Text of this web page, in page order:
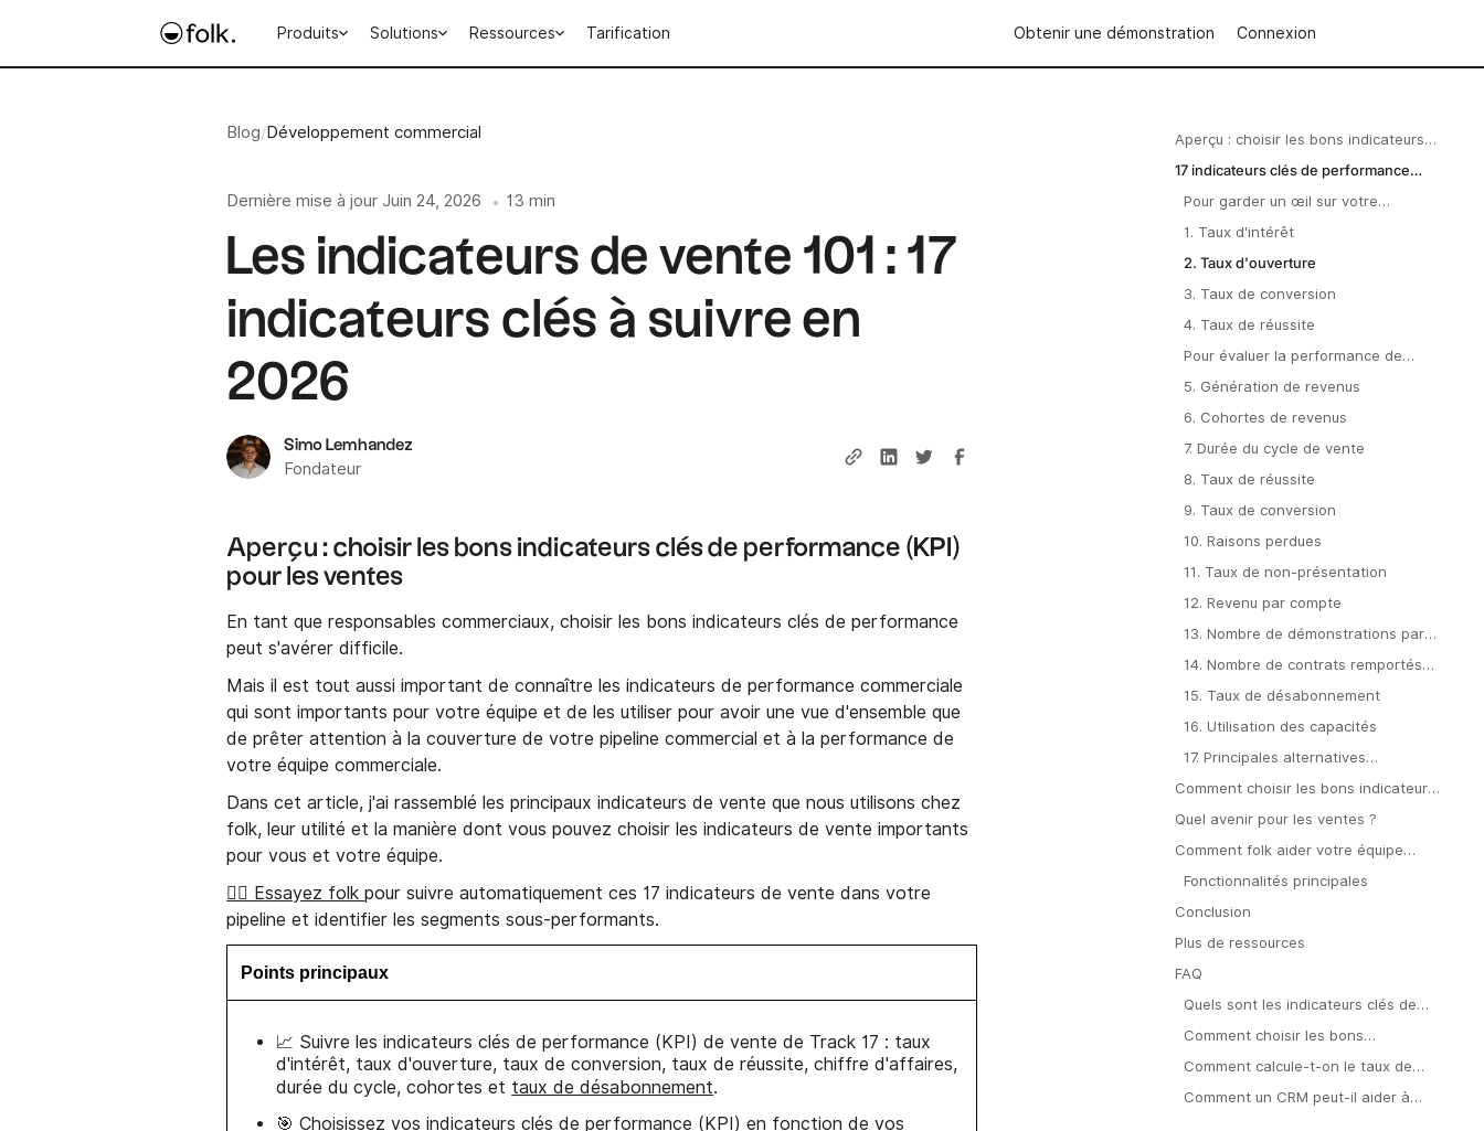
Produits Solutions Ressources Tarification Obtenir une démonstration Connexion
Blog/Développement commercial
Dernière mise à jour Juin 24, 2026 • 13 min
Les indicateurs de vente 101 : 17
indicateurs clés à suivre en
2026
Simo Lemhandez
Fondateur
Aperçu : choisir les bons indicateurs clés de performance (KPI)
pour les ventes
En tant que responsables commerciaux, choisir les bons indicateurs clés de performance
peut s'avérer difficile.
Mais il est tout aussi important de connaître les indicateurs de performance commerciale
qui sont importants pour votre équipe et de les utiliser pour avoir une vue d'ensemble que
de prêter attention à la couverture de votre pipeline commercial et à la performance de
votre équipe commerciale.
Dans cet article, j'ai rassemblé les principaux indicateurs de vente que nous utilisons chez
folk, leur utilité et la manière dont vous pouvez choisir les indicateurs de vente importants
pour vous et votre équipe.
👉🏼 Essayez folkpour suivre automatiquement ces 17 indicateurs de vente dans votre
pipeline et identifier les segments sous-performants.
Points principaux
📈 Suivre les indicateurs clés de performance (KPI) de vente de Track 17 : taux
d'intérêt, taux d'ouverture, taux de conversion, taux de réussite, chiffre d'affaires,
durée du cycle, cohortes et taux de désabonnement.
🎯 Choisissez vos indicateurs clés de performance (KPI) en fonction de vos
Aperçu : choisir les bons indicateurs
clés de performance (KPI) pour les
17 indicateurs clés de performance
Pour garder un œil sur votre
génération de démos
1. Taux d'intérêt
2. Taux d'ouverture
3. Taux de conversion
4. Taux de réussite
Pour évaluer la performance de
votre processus de vente
5. Génération de revenus
6. Cohortes de revenus
7. Durée du cycle de vente
8. Taux de réussite
9. Taux de conversion
10. Raisons perdues
11. Taux de non-présentation
12. Revenu par compte
13. Nombre de démonstrations par
14. Nombre de contrats remportés
15. Taux de désabonnement
16. Utilisation des capacités
17. Principales alternatives
Comment choisir les bons indicateurs
Quel avenir pour les ventes ?
Comment folk aider votre équipe
commerciale à booster ses ventes
Fonctionnalités principales
Conclusion
Plus de ressources
FAQ
Quels sont les indicateurs clés de
ventes ?
Comment choisir les bons
Comment calcule-t-on le taux de
Comment un CRM peut-il aider à